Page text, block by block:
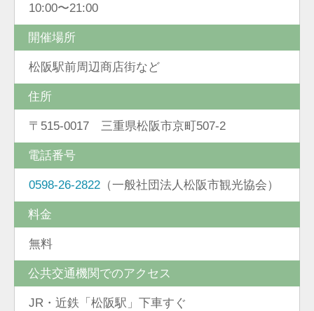
10:00〜21:00
開催場所
松阪駅前周辺商店街など
住所
〒515-0017 三重県松阪市京町507-2
電話番号
0598-26-2822 （一般社団法人松阪市観光協会）
料金
無料
公共交通機関でのアクセス
JR・近鉄「松阪駅」下車すぐ